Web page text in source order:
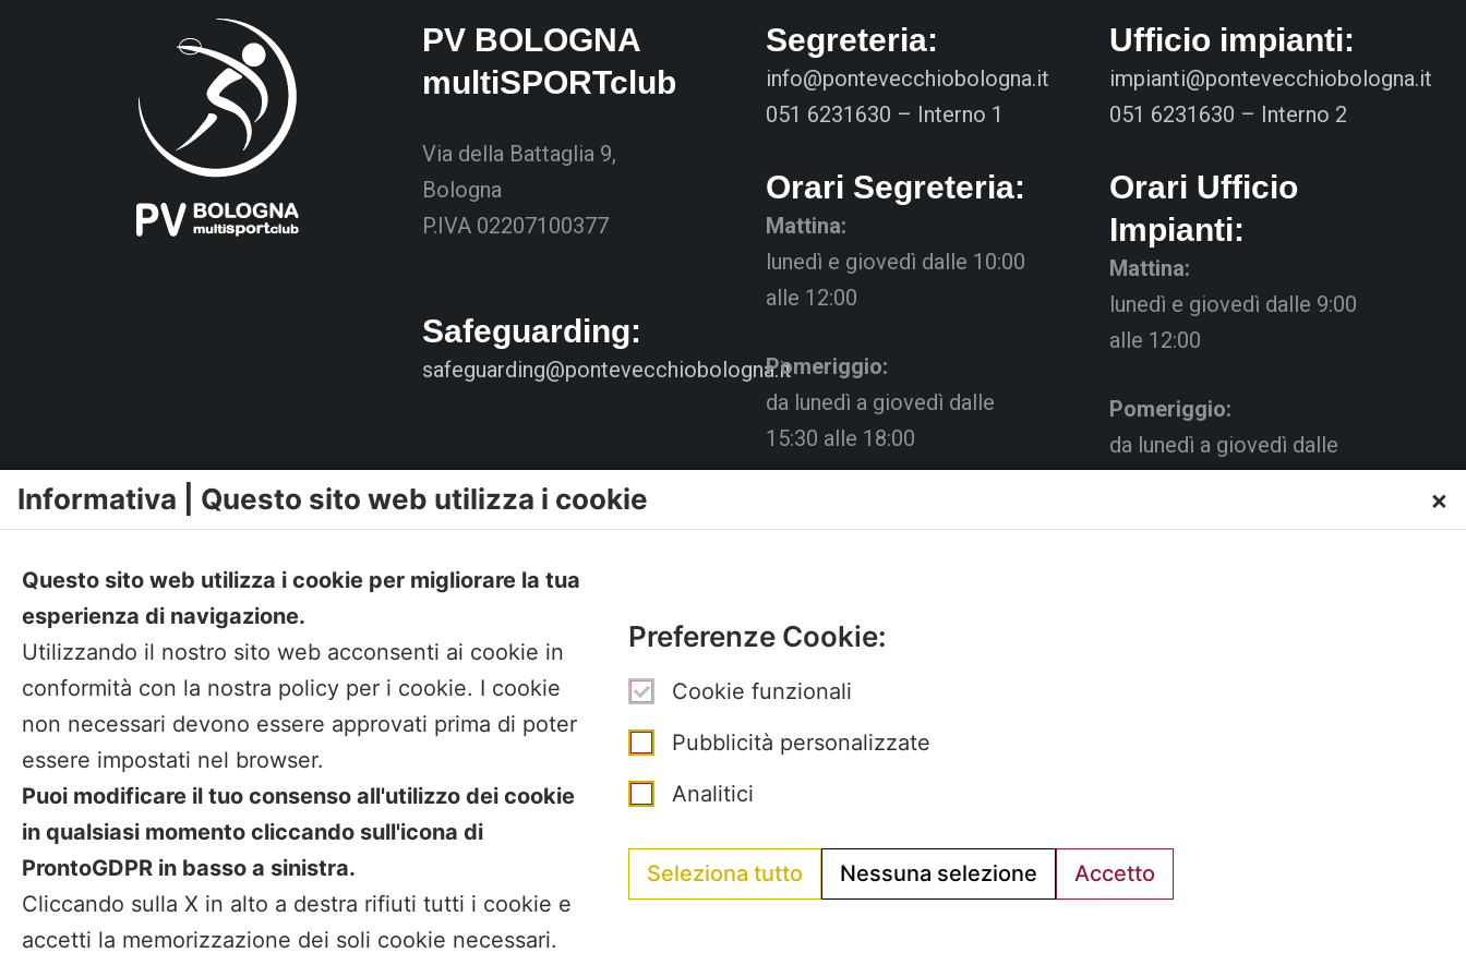
PV BOLOGNA
multiSPORTclub
Via della Battaglia 9,
Bologna
P.IVA 02207100377
Safeguarding:
safeguarding@pontevecchiobologna.it
Segreteria:
info@pontevecchiobologna.it
051 6231630 – Interno 1
Orari Segreteria:
Mattina:
lunedì e giovedì dalle 10:00
alle 12:00
Pomeriggio:
da lunedì a giovedì dalle
15:30 alle 18:00
Gubellini n.7 al primo piano.
Ufficio impianti:
impianti@pontevecchiobologna.it
051 6231630 – Interno 2
Orari Ufficio
Impianti:
Mattina:
lunedì e giovedì dalle 9:00
alle 12:00
Pomeriggio:
da lunedì a giovedì dalle
2026
Informativa | Questo sito web utilizza i cookie ×
Questo sito web utilizza i cookie per migliorare la tua
esperienza di navigazione.
Utilizzando il nostro sito web acconsenti ai cookie in
conformità con la nostra policy per i cookie. I cookie
non necessari devono essere approvati prima di poter
essere impostati nel browser.
Puoi modificare il tuo consenso all'utilizzo dei cookie
in qualsiasi momento cliccando sull'icona di
ProntoGDPR in basso a sinistra.
Cliccando sulla X in alto a destra rifiuti tutti i cookie e
accetti la memorizzazione dei soli cookie necessari.
Preferenze Cookie:
Cookie funzionali
Pubblicità personalizzate
Analitici
Seleziona tutto Nessuna selezione Accetto